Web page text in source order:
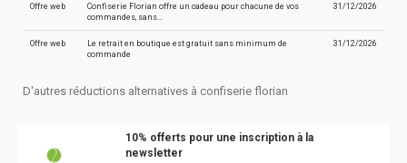
Offre web
Confiserie Florian offre un cadeau pour chacune de vos
commandes, sans…
31/12/2026
Offre web
Le retrait en boutique est gratuit sans minimum de
commande
31/12/2026
D'autres réductions alternatives à confiserie florian
10% offerts pour une inscription à la
newsletter